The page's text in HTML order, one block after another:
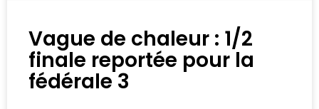
Vague de chaleur : 1/2
finale reportée pour la
fédérale 3